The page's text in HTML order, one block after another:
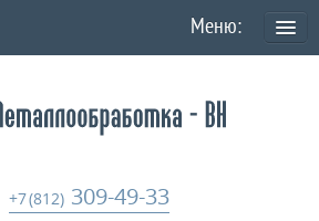
персональных данных
+7 (812) 309-49-33